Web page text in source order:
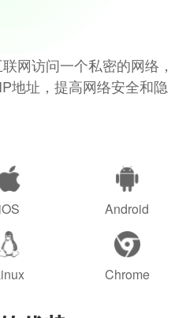
网访问一个私密的网络，
地址，提高网络安全和隐
iOS Android
Chrome